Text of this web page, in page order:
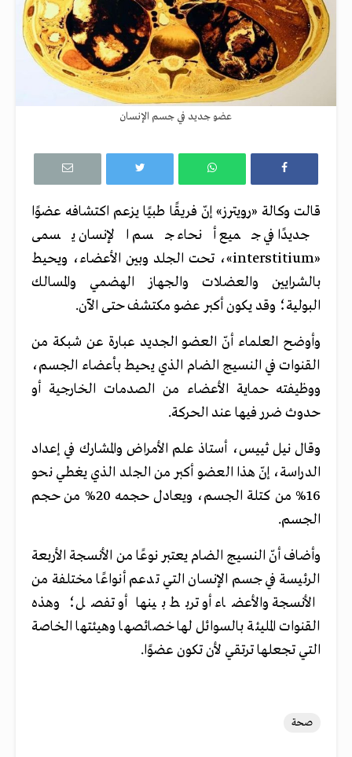
عضو جديد في جسم الإنسان
قالت وكالة «رويترز» إنّ فريقًا طبيًا يزعم اكتشافه عضوًا
جديدًا في جميع أنحاء جسم الإنسان يسمى
«interstitium»، تحت الجلد وبين الأعضاء، ويحيط
بالشرايين والعضلات والجهاز الهضمي والمسالك
البولية؛ وقد يكون أكبر عضو مكتشف حتى الآن.
وأوضح العلماء أنّ العضو الجديد عبارة عن شبكة من
القنوات في النسيج الضام الذي يحيط بأعضاء الجسم،
ووظيفته حماية الأعضاء من الصدمات الخارجية أو
حدوث ضرر فيها عند الحركة.
وقال نيل ثييس، أستاذ علم الأمراض والمشارك في إعداد
الدراسة، إنّ هذا العضو أكبر من الجلد الذي يغطي نحو
16% من كتلة الجسم، ويعادل حجمه 20% من حجم
الجسم.
وأضاف أنّ النسيج الضام يعتبر نوعًا من الأنسجة الأربعة
الرئيسة في جسم الإنسان التي تدعم أنواعًا مختلفة من
الأنسجة والأعضاء أو تربط بينها أو تفصل؛ وهذه
القنوات المليئة بالسوائل لها خصائصها وهيئتها الخاصة
التي تجعلها ترتقي لأن تكون عضوًا.
صحة